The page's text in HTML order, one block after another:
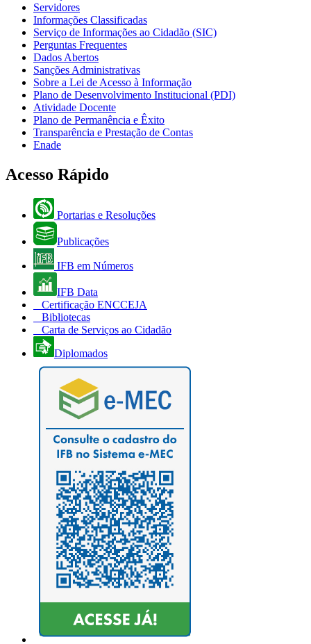
Servidores
Informações Classificadas
Serviço de Informações ao Cidadão (SIC)
Perguntas Frequentes
Dados Abertos
Sanções Administrativas
Sobre a Lei de Acesso à Informação
Plano de Desenvolvimento Institucional (PDI)
Atividade Docente
Plano de Permanência e Êxito
Transparência e Prestação de Contas
Enade
Acesso Rápido
Portarias e Resoluções
Publicações
IFB em Números
IFB Data
Certificação ENCCEJA
Bibliotecas
Carta de Serviços ao Cidadão
Diplomados